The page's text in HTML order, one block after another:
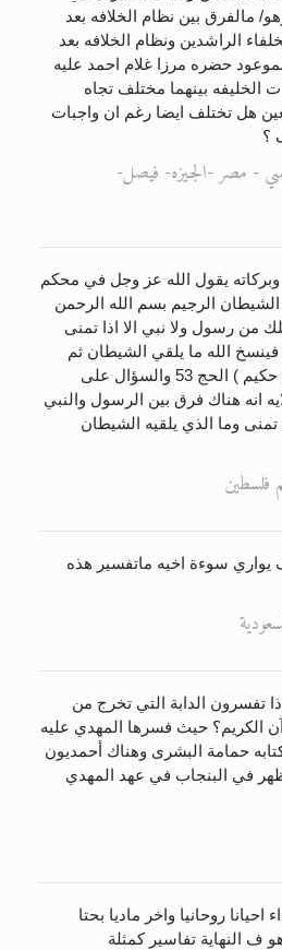
مالفرق بين نظام الخلافه بعد
الراشدين ونظام الخلافه بعد
حضره مرزا غلام احمد عليه
الخليفه بينهما مختلف تجاه
هل تختلف ايضا رغم ان واجبات
؟
- مصر -الجيزه- فيصل-
وبركاته يقول الله عز وجل في محكم
الشيطان الرجيم بسم الله الرحمن
من رسول ولا نبي الا اذا تمنى
الله ما يلقي الشيطان ثم
يحكم الله اياته والله عليم حكيم ) الحج 53 والسؤال على
هناك فرق بين الرسول والنبي
تمنى وما الذي يلقيه الشيطان
فلسطين
يواري سوءة اخيه ماتفسير هذه
تفسرون الدابة التي تخرج من
الكريم؟ حيث فسرها المهدي عليه
حمامة البشرى وهناك أحمديون
في البنجاب في عهد المهدي
روحانيا واخر ماديا بحتا
ف النهاية تفاسير كمثلة